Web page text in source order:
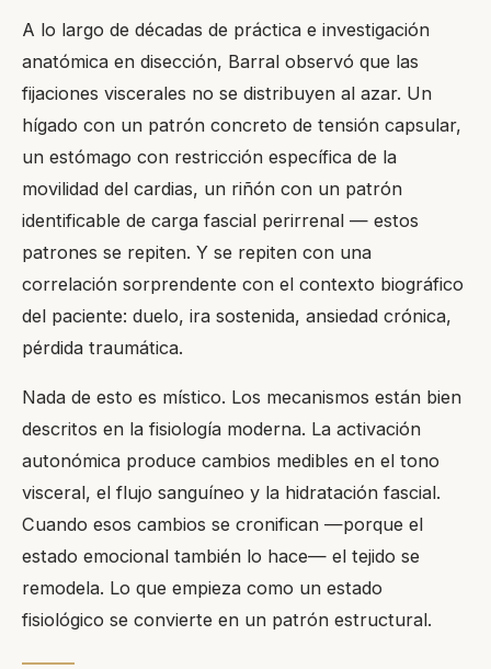
A lo largo de décadas de práctica e investigación
anatómica en disección, Barral observó que las
fijaciones viscerales no se distribuyen al azar. Un
hígado con un patrón concreto de tensión capsular,
un estómago con restricción específica de la
movilidad del cardias, un riñón con un patrón
identificable de carga fascial perirrenal — estos
patrones se repiten. Y se repiten con una
correlación sorprendente con el contexto biográfico
del paciente: duelo, ira sostenida, ansiedad crónica,
pérdida traumática.
Nada de esto es místico. Los mecanismos están bien
descritos en la fisiología moderna. La activación
autonómica produce cambios medibles en el tono
visceral, el flujo sanguíneo y la hidratación fascial.
Cuando esos cambios se cronifican —porque el
estado emocional también lo hace— el tejido se
remodela. Lo que empieza como un estado
fisiológico se convierte en un patrón estructural.